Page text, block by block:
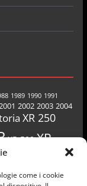
come i cookie
1989 1990 1991
2002 2003 2004
XR 250
XR 500 XR